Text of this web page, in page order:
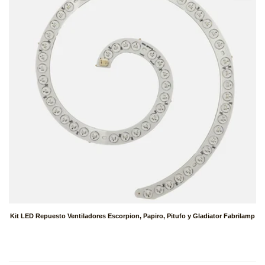
Kit LED Repuesto Ventiladores Escorpion, Papiro, Pitufo y Gladiator Fabrilamp